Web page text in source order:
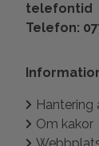
telefontid
Telefon:
Hantering
Om kakor